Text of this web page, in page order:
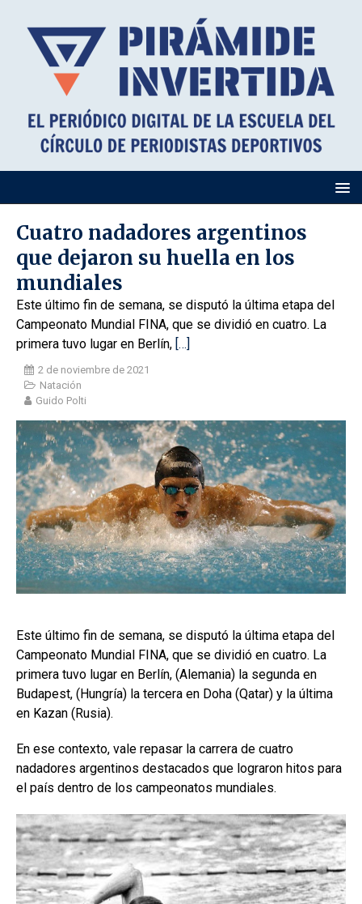
Cuatro nadadores argentinos
que dejaron su huella en los
mundiales
Este último fin de semana, se disputó la última etapa del
Campeonato Mundial FINA, que se dividió en cuatro. La
primera tuvo lugar en Berlín, […]
2 de noviembre de 2021
Natación
Guido Polti
Este último fin de semana, se disputó la última etapa del
Campeonato Mundial FINA, que se dividió en cuatro. La
primera tuvo lugar en Berlín, (Alemania) la segunda en
Budapest, (Hungría) la tercera en Doha (Qatar) y la última
en Kazan (Rusia).
En ese contexto, vale repasar la carrera de cuatro
nadadores argentinos destacados que lograron hitos para
el país dentro de los campeonatos mundiales.